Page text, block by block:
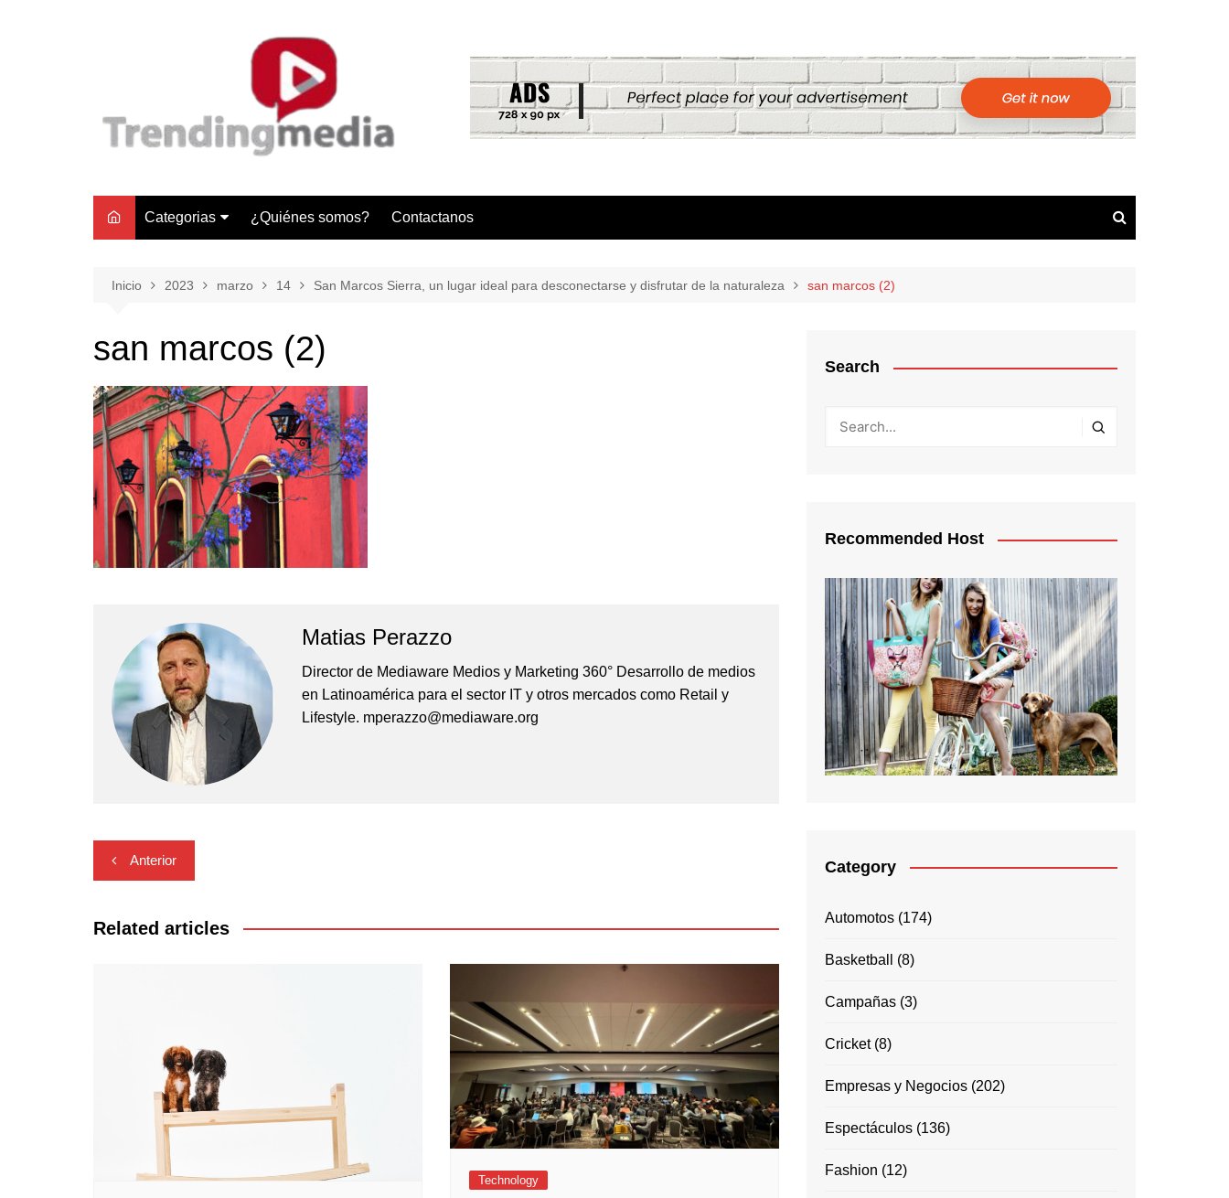
Categorias
Negocios
Lifestyle
Tecnología y Gadgets
Empresas y Negocios
Automotos
Espectáculos
Trendy News
LifeStyle
¿Quiénes somos? Contactanos
Inicio 2023 marzo 14 San Marcos Sierra, un lugar ideal para desconectarse y disfrutar de la naturaleza san marcos (2)
san marcos (2)
Matias Perazzo
Director de Mediaware Medios y Marketing 360° Desarrollo de medios
en Latinoamérica para el sector IT y otros mercados como Retail y
Lifestyle. mperazzo@mediaware.org
Navegación
de
entradas
Anterior
Related articles
Technology
Search
Recommended Host
Category
Automotos (174)
Basketball (8)
Campañas (3)
Cricket(8)
Empresas y Negocios (202)
Espectáculos (136)
Fashion (12)